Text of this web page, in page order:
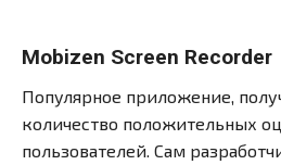
Mobizen Screen Recorder
Популярное приложение,
количество положительных
пользователей. Сам